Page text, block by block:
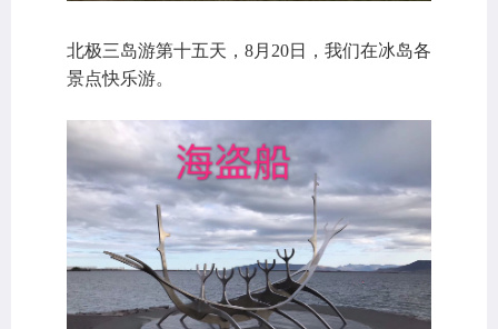
北极三岛游第十五天，8月20日，我们在冰岛各
景点快乐游。